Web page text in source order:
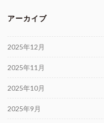
アーカイブ
2025年12月
2025年11月
2025年10月
2025年9月